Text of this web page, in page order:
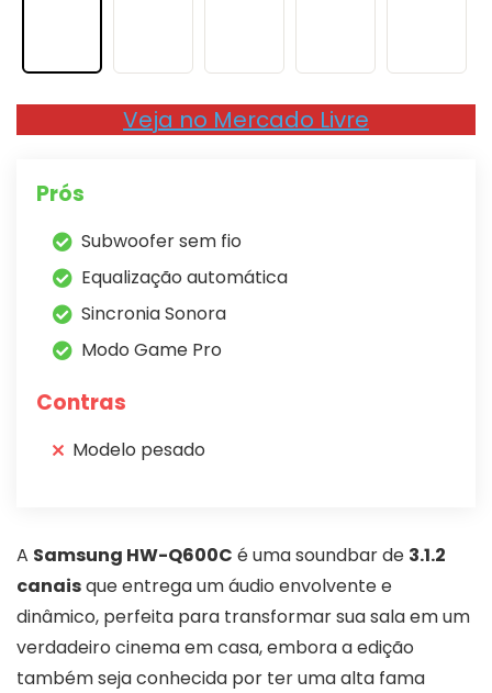
Veja no Mercado Livre
Prós
Subwoofer sem fio
Equalização automática
Sincronia Sonora
Modo Game Pro
Contras
Modelo pesado
A Samsung HW-Q600C é uma soundbar de 3.1.2
canaisque entrega um áudio envolvente e
dinâmico, perfeita para transformar sua sala em um
verdadeiro cinema em casa, embora a edição
também seja conhecida por ter uma alta fama